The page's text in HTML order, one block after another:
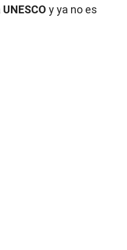
y ya no es